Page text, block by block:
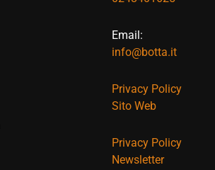
Email:
info@botta.it
Privacy Policy
Sito Web
Privacy Policy
Newsletter